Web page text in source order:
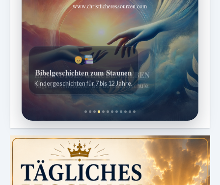
www.christlicheressourcen.com
Bibelgeschichten zum Staunen
Kindergeschichten für 7 bis 12 Jahre.